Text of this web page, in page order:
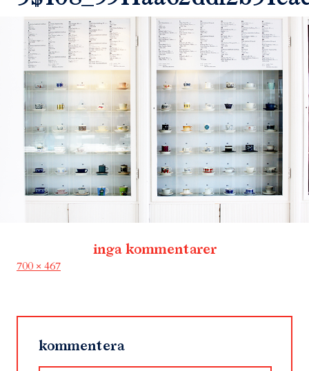
inga kommentarer
Full
700 × 467
kommentera